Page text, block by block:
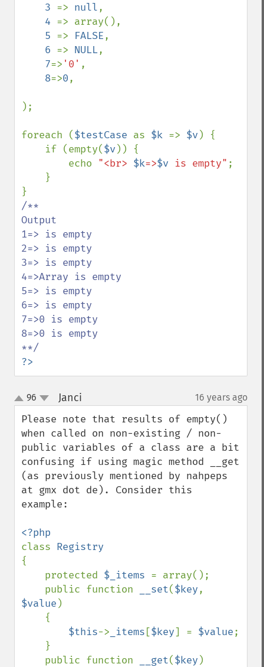
3 => null,
4 => array(),
5 => FALSE,
6 => NULL,
7=> '0' ,
8=>0,
);
foreach ($testCase as $k => $v) {
    if (empty(
$v)) {
        echo
"<br> $k=>$v is empty" ;
/**
Output
1=> is empty
2=> is empty
3=> is empty
4=>Array is empty
5=> is empty
6=> is empty
7=>0 is empty
8=>0 is empty
?>
up
down
96 Janci 16 years ago
Please note that results of empty()
when called on non-existing / non-
public variables of a class are a bit
confusing if using magic method __get
(as previously mentioned by nahpeps
at gmx dot de). Consider this
example:
class
{
    protected
$_items = array();
    public function
__set($key
$value )
$this-> _items [$key] = $value;
    public function
__get($key )